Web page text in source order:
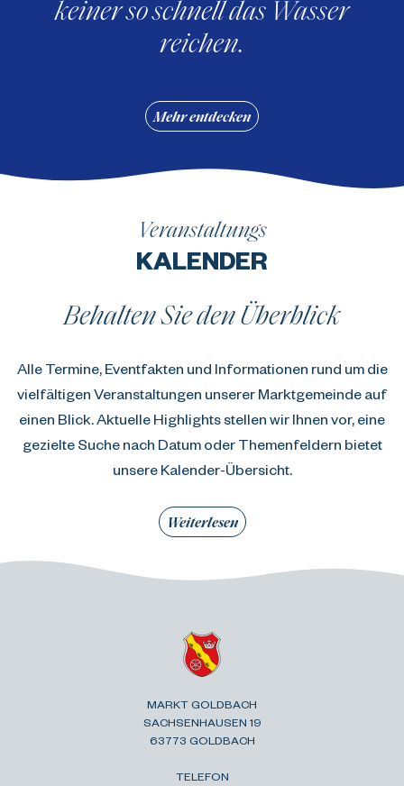
keiner so schnell das Wasser
reichen.
Mehr entdecken
Veranstaltungs
KALENDER
Behalten Sie den Überblick
Alle Termine, Eventfakten und Informationen rund um die
vielfältigen Veranstaltungen unserer Marktgemeinde auf
einen Blick. Aktuelle Highlights stellen wir Ihnen vor, eine
gezielte Suche nach Datum oder Themenfeldern bietet
unsere Kalender-Übersicht.
Weiterlesen
MARKT GOLDBACH
SACHSENHAUSEN 19
63773 GOLDBACH
TELEFON